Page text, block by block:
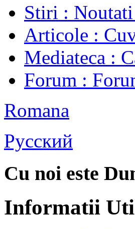
Stiri :
Articole :
Mediateca :
Forum :
Romana
Русский
Cu noi este
Informatii